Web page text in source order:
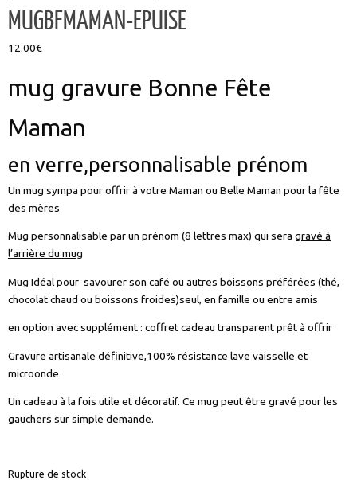
MUGBFMAMAN-EPUISE
12.00€
mug gravure Bonne Fête
Maman
en verre,personnalisable prénom
Un mug sympa pour offrir à votre Maman ou Belle Maman pour la fête
des mères
Mug personnalisable par un prénom (8 lettres max) qui sera gravé à
l’arrière du mug
Mug Idéal pour savourer son café ou autres boissons préférées (thé,
chocolat chaud ou boissons froides)seul, en famille ou entre amis
en option avec supplément : coffret cadeau transparent prêt à offrir
Gravure artisanale définitive,100% résistance lave vaisselle et
microonde
Un cadeau à la fois utile et décoratif. Ce mug peut être gravé pour les
gauchers sur simple demande.
Rupture de stock